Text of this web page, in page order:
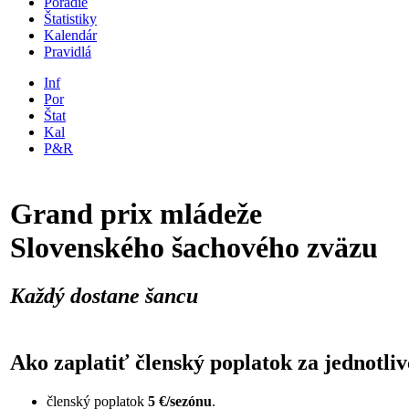
Štatistiky
Kalendár
Pravidlá
Inf
Por
Štat
Kal
P&R
Grand prix mládeže
Slovenského šachového zväzu
Každý dostane šancu
Ako zaplatiť členský poplatok za
členský poplatok 5 €/sezónu.